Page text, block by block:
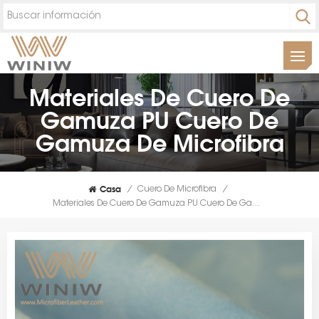
Materiales De Cuero De
Gamuza PU Cuero De
Gamuza De Microfibra
Casa / Cuero De Microfibra
/
Materiales De Cuero De Gamuza PU Cuero De Gamuza De Microfibra